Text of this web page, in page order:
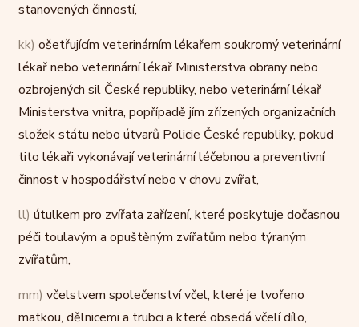
stanovených činností,
kk) ošetřujícím veterinárním lékařem soukromý veterinární
lékař nebo veterinární lékař Ministerstva obrany nebo
ozbrojených sil České republiky, nebo veterinární lékař
Ministerstva vnitra, popřípadě jím zřízených organizačních
složek státu nebo útvarů Policie České republiky, pokud
tito lékaři vykonávají veterinární léčebnou a preventivní
činnost v hospodářství nebo v chovu zvířat,
ll) útulkem pro zvířata zařízení, které poskytuje dočasnou
péči toulavým a opuštěným zvířatům nebo týraným
zvířatům,
mm) včelstvem společenství včel, které je tvořeno
matkou, dělnicemi a trubci a které obsedá včelí dílo,